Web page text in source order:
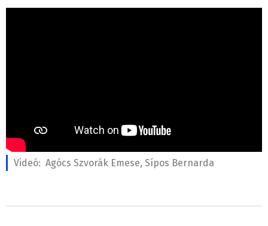
Videó: Agócs Szvorák Emese, Sípos Bernarda